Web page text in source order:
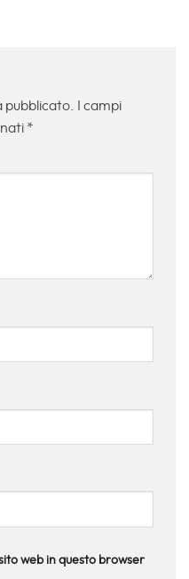
pubblicato.
I campi
*
web in questo browser